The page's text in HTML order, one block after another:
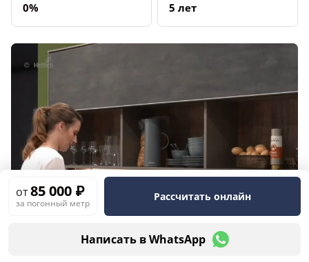
от85 000 ₽
за погонный метр
Рассчитать онлайн
Написать в WhatsApp
­0%
5 лет